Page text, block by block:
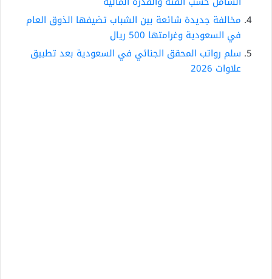
مخالفة جديدة شائعة بين الشباب تضيفها الذوق العام
في السعودية وغرامتها 500 ريال
سلم رواتب المحقق الجنائي في السعودية بعد تطبيق
علاوات 2026